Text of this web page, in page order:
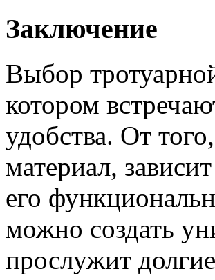
Заключение
Выбор
котором
удобства. От
материал,
его
можно создать
прослужит